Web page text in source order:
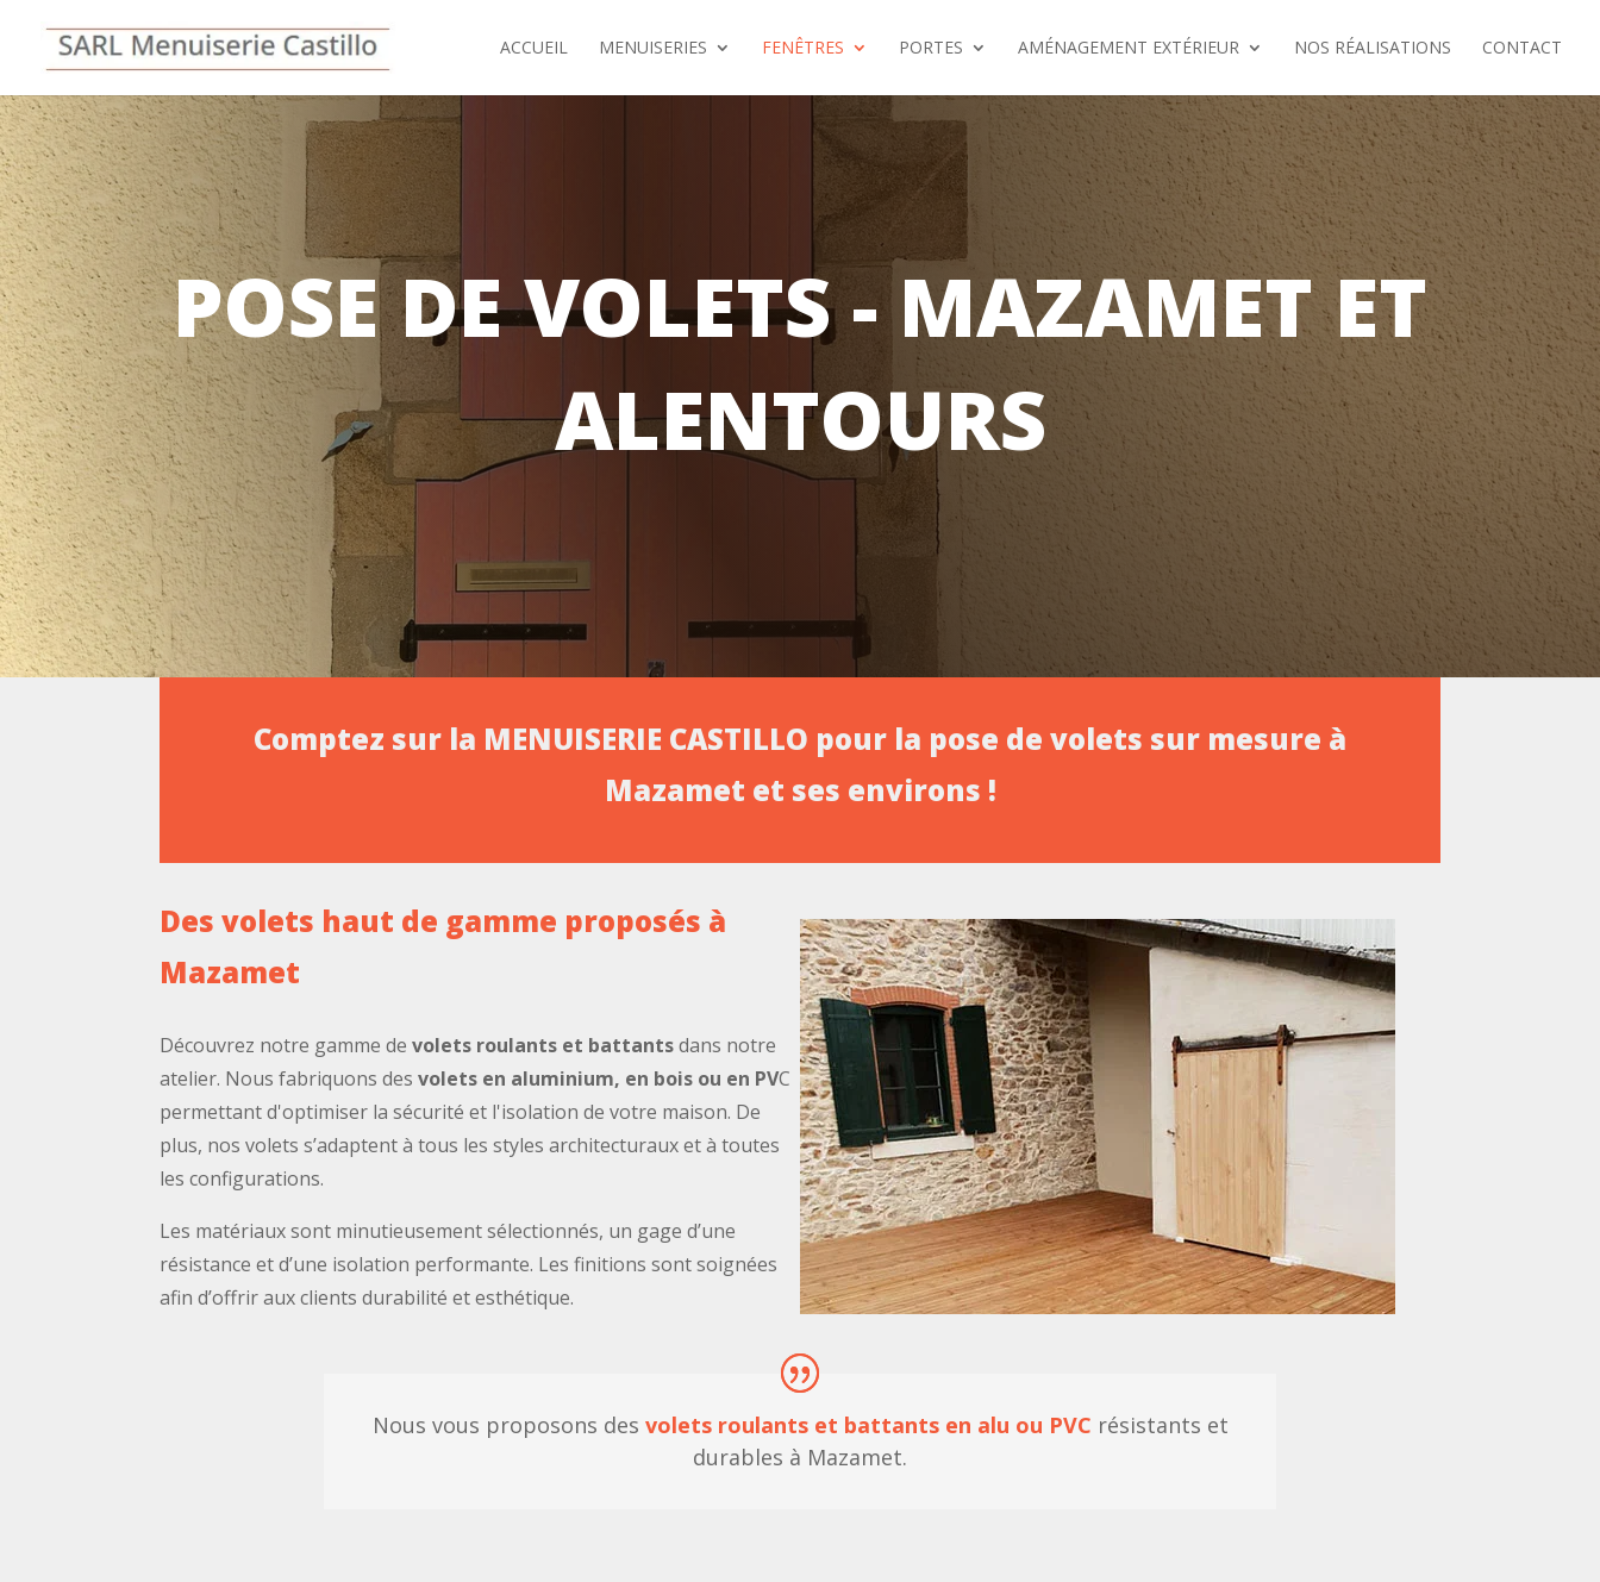
ACCUEIL MENUISERIES FENÊTRES PORTES AMÉNAGEMENT EXTÉRIEUR NOS RÉALISATIONS CONTACT
POSE DE VOLETS - MAZAMET ET
ALENTOURS
Comptez sur la MENUISERIE CASTILLO pour la pose de volets sur mesure à
Mazamet et ses environs !
Des volets haut de gamme proposés à
Mazamet
Découvrez notre gamme devolets roulants et battantsdans notre
atelier. Nous fabriquons desvolets en aluminium, en bois ou en PVC
permettant d'optimiser la sécurité et l'isolation de votre maison. De
plus, nos volets s’adaptent à tous les styles architecturaux et à toutes
les configurations.
Les matériaux sont minutieusement sélectionnés, un gage d’une
résistance et d’une isolation performante. Les finitions sont soignées
afin d’offrir aux clients durabilité et esthétique.
Nous vous proposons des volets roulants et battants en alu ou PVC résistants et
durables à Mazamet.